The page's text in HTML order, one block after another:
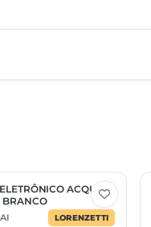
—
—
ACQUA
BRANCO
LORENZETTI